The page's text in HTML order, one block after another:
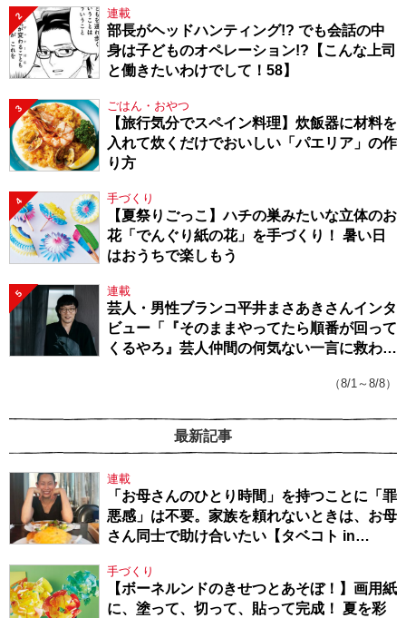
2 連載
部長がヘッドハンティング!? でも会話の中
身は子どものオペレーション!?【こんな上司
と働きたいわけでして！58】
3 ごはん・おやつ
【旅行気分でスペイン料理】炊飯器に材料を
入れて炊くだけでおいしい「パエリア」の作
り方
4 手づくり
【夏祭りごっこ】ハチの巣みたいな立体のお
花「でんぐり紙の花」を手づくり！ 暑い日
はおうちで楽しもう
5 連載
芸人・男性ブランコ平井まさあきさんインタ
ビュー「『そのままやってたら順番が回って
くるやろ』芸人仲間の何気ない一言に救われ
（8/1～8/8）
最新記事
連載
「お母さんのひとり時間」を持つことに「罪
悪感」は不要。家族を頼れないときは、お母
さん同士で助け合いたい【タベコト in
手づくり
【ボーネルンドのきせつとあそぼ！】画用紙
に、塗って、切って、貼って完成！ 夏を彩